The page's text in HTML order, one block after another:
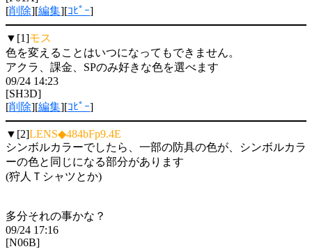
[削除][編集][ｺﾋﾟｰ]
▼[1]モス
色を変えることはいつになってもできません。
アクラ、課金、SPのみ好きな色を選べます
09/24 14:23
[SH3D]
[削除][編集][ｺﾋﾟｰ]
▼[2]LENS◆484bFp9.4E
シンボルカラーでしたら、一部の防具の色が、シンボルカラ
ーの色と同じになる部分があります
(狩人Ｔシャツとか)
多分それの事かな？
09/24 17:16
[N06B]